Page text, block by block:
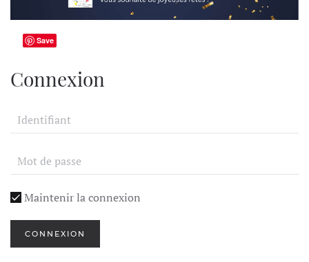
Save
Connexion
Maintenir la connexion
CONNEXION